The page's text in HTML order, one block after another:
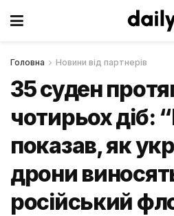
Головна Новини від партнерів
35 суден
чотирьох діб:
показав, як
дрони
російський